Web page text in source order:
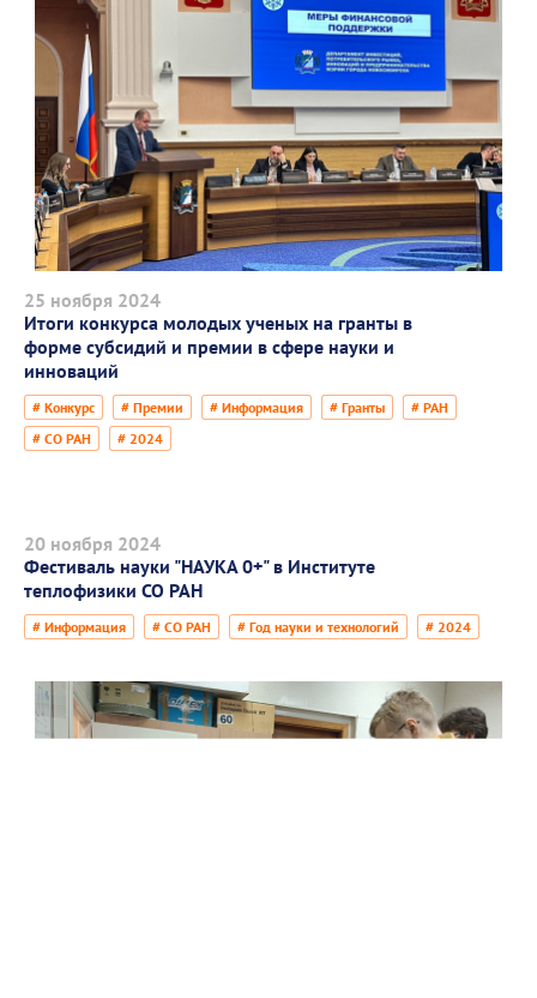
25 ноября 2024
Итоги конкурса молодых ученых на гранты в
форме субсидий и премии в сфере науки и
инноваций
# Конкурс # Премии # Информация # Гранты
# РАН
# СО РАН
# 2024
20 ноября 2024
Фестиваль науки "НАУКА 0+" в Институте
теплофизики СО РАН
# Информация # СО РАН # Год науки и технологий # 2024